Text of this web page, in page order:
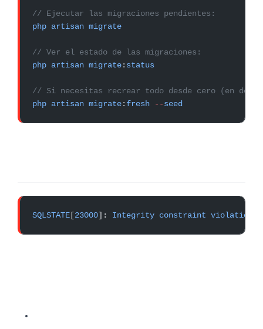
// Ejecutar las migraciones pendientes:
php artisan migrate
// Ver el estado de las migraciones:
php artisan migrate: status
// Si necesitas recrear todo desde cero (en
php artisan migrate: fresh --seed
SQLSTATE [23000]: Integrity constraint violation